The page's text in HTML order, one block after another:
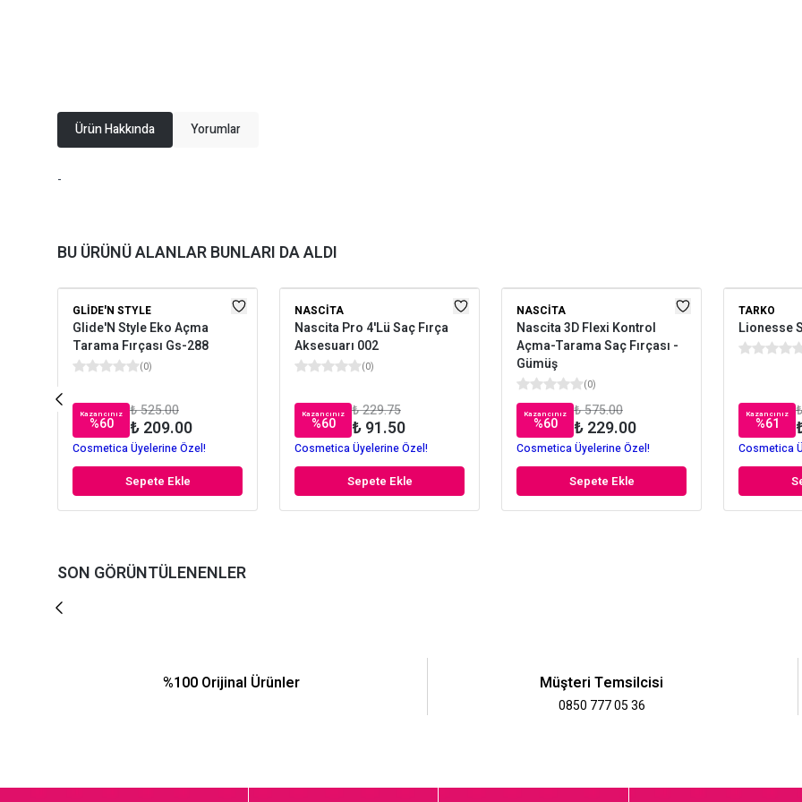
Ürün Hakkında Yorumlar
-
BU ÜRÜNÜ ALANLAR BUNLARI DA ALDI
GLIDE'N STYLE
Glide'N Style Eko Açma
Tarama Fırçası Gs-288
(0)
Kazancınız
%60
₺ 525.00
₺ 209.00
Cosmetica Üyelerine Özel!
Sepete Ekle
NASCITA
Nascita Pro 4'Lü Saç Fırça
Aksesuarı 002
(0)
Kazancınız
%60
₺ 229.75
₺ 91.50
Cosmetica Üyelerine Özel!
Sepete Ekle
NASCITA
Nascita 3D Flexi Kontrol
Açma-Tarama Saç Fırçası -
Gümüş
(0)
Kazancınız
%60
₺ 575.00
₺ 229.00
Cosmetica Üyelerine Özel!
Sepete Ekle
TARKO
Lionesse
Kazancınız
%61
Cosmetica
SON GÖRÜNTÜLENENLER
%100 Orijinal Ürünler Müşteri Temsilcisi
0850 777 05 36